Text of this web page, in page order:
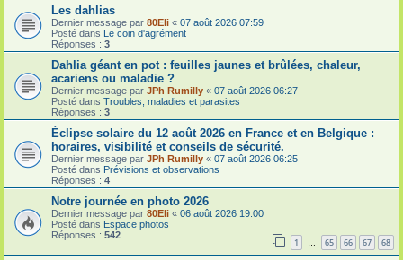
Les dahlias
Dernier message par 80Eli « 07 août 2026 07:59
Posté dans Le coin d'agrément
Réponses : 3
Dahlia géant en pot : feuilles jaunes et brûlées, chaleur,
acariens ou maladie ?
Dernier message par JPh Rumilly « 07 août 2026 06:27
Posté dans Troubles, maladies et parasites
Réponses : 3
Éclipse solaire du 12 août 2026 en France et en Belgique :
horaires, visibilité et conseils de sécurité.
Dernier message par JPh Rumilly « 07 août 2026 06:25
Posté dans Prévisions et observations
Réponses : 4
Notre journée en photo 2026
Dernier message par 80Eli « 06 août 2026 19:00
Posté dans Espace photos
Réponses : 542
1 … 65 66 67 68